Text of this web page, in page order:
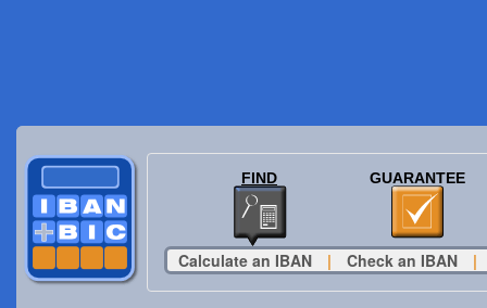
FIND GUARANTEE
Calculate an IBAN | Check an IBAN |